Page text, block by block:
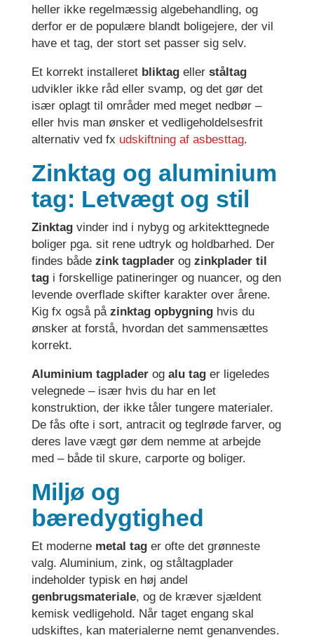
heller ikke regelmæssig algebehandling, og
derfor er de populære blandt boligejere, der vil
have et tag, der stort set passer sig selv.
Et korrekt installeret bliktageller ståltag
udvikler ikke råd eller svamp, og det gør det
især oplagt til områder med meget nedbør –
eller hvis man ønsker et vedligeholdelsesfrit
alternativ ved fx udskiftning af asbesttag.
Zinktag og aluminium
tag: Letvægt og stil
Zinktagvinder ind i nybyg og arkitekttegnede
boliger pga. sit rene udtryk og holdbarhed. Der
findes både zink tagpladerog zinkplader til
tagi forskellige patineringer og nuancer, og den
levende overflade skifter karakter over årene.
Kig fx også på zinktag opbygninghvis du
ønsker at forstå, hvordan det sammensættes
korrekt.
Aluminium tagpladerog alu tager ligeledes
velegnede – især hvis du har en let
konstruktion, der ikke tåler tungere materialer.
De fås ofte i sort, antracit og teglrøde farver, og
deres lave vægt gør dem nemme at arbejde
med – både til skure, carporte og boliger.
Miljø og
bæredygtighed
Et moderne metal tager ofte det grønneste
valg. Aluminium, zink, og ståltagplader
indeholder typisk en høj andel
genbrugsmateriale, og de kræver sjældent
kemisk vedligehold. Når taget engang skal
udskiftes, kan materialerne nemt genanvendes.